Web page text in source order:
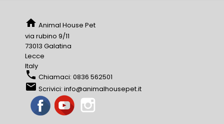
home Animal House Pet
via rubino 9/11
73013 Galatina
Lecce
Italy
phone Chiamaci: 0836 562501
email Scrivici: info@animalhousepet.it
FacebookYouTube